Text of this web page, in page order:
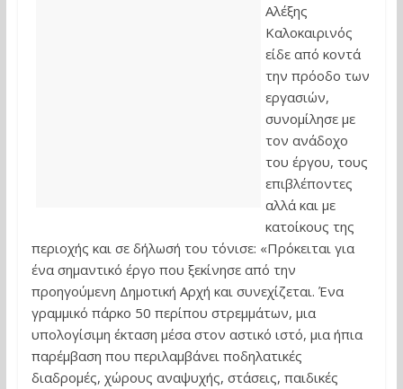
Αλέξης
Καλοκαιρινός
είδε από κοντά
την πρόοδο των
εργασιών,
συνομίλησε με
τον ανάδοχο
του έργου, τους
επιβλέποντες
αλλά και με
κατοίκους της
περιοχής και σε δήλωσή του τόνισε: «Πρόκειται για
ένα σημαντικό έργο που ξεκίνησε από την
προηγούμενη Δημοτική Αρχή και συνεχίζεται. Ένα
γραμμικό πάρκο 50 περίπου στρεμμάτων, μια
υπολογίσιμη έκταση μέσα στον αστικό ιστό, μια ήπια
παρέμβαση που περιλαμβάνει ποδηλατικές
διαδρομές, χώρους αναψυχής, στάσεις, παιδικές